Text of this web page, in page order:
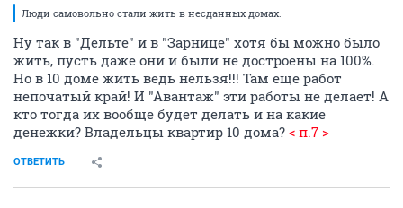
Люди самовольно стали жить в несданных домах.
Ну так в "Дельте" и в "Зарнице" хотя бы можно было
жить, пусть даже они и были не достроены на 100%.
Но в 10 доме жить ведь нельзя!!! Там еще работ
непочатый край! И "Авантаж" эти работы не делает! А
кто тогда их вообще будет делать и на какие
денежки? Владельцы квартир 10 дома? < п.7 >
ОТВЕТИТЬ